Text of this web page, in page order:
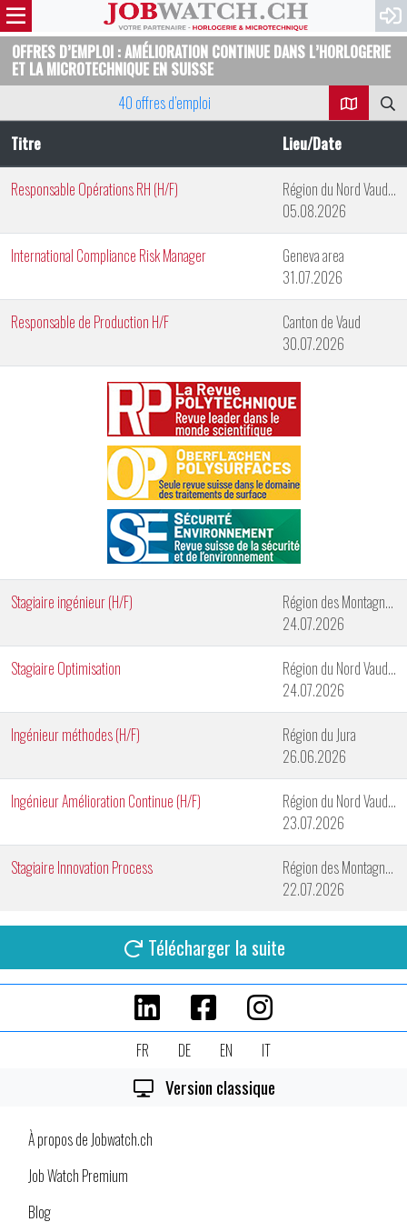
OFFRES D’EMPLOI : AMÉLIORATION CONTINUE DANS L’HORLOGERIE
ET LA MICROTECHNIQUE EN SUISSE
40 offres d’emploi
Titre
Lieu/Date
Responsable Opérations RH (H/F)
Région du Nord Vaudois
05.08.2026
International Compliance Risk Manager
Geneva area
31.07.2026
Responsable de Production H/F
Canton de Vaud
30.07.2026
Stagiaire ingénieur (H/F)
Région des Montagnes Neuchâteloises
24.07.2026
Stagiaire Optimisation
Région du Nord Vaudois
24.07.2026
Ingénieur méthodes (H/F)
Région du Jura
26.06.2026
Ingénieur Amélioration Continue (H/F)
Région du Nord Vaudois
23.07.2026
Stagiaire Innovation Process
Région des Montagnes Neuchâteloises
22.07.2026
Télécharger la suite
FR DE EN IT
Version classique
À propos de Jobwatch.ch
Job Watch Premium
Blog